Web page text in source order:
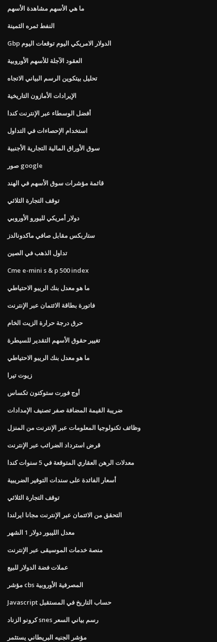
ما هي الأسهم مشاهدة الأسهم
النفط ثمره الثمينة
Gbp الدولار الامريكي اليوم توقعات اليوم
العقود الآجلة للأسهم الأوروبية
تحليل بيتكوين الرسم البياني الاتجاه
الإيرادات الأمازون التاريخية
أفضل الوسطاء عبر الإنترنت كندا
استخدام الإحصاءات في التداول
سوق الأوراق المالية التجارية الأجنبية
صور google
قائمة مؤشرات سوق الأسهم في الهند
توقف التجارة الثلاثي
دولار أمريكي لليورو الأوروبي
ستاربكس مقابل صافي ماكدونالدز
تداول الذهب في الصين
Cme e-mini s & p 500 index
ما هو معدل بنك الريبو الاحتياطي
فاتورة بطاقة الائتمان عبر الإنترنت
حرق درجة حرارة الزيت الخام
تغيير حقوق الأسهم التقدير للسيطرة
ما هو معدل بنك الريبو الاحتياطي
زيوت تيرا
أوج فورت ستوكتون تكساس
ضريبة القيمة المضافة صفر تصنيف الإمدادات
وظائف تكنولوجيا المعلومات عبر الإنترنت من المنزل
قرض استرداد الضرائب عبر الإنترنت
معدلات الرهن العقاري المتوقعة في 5 سنوات كندا
أسعار الفائدة على سندات التوفير الضريبية
توقف التجارة الثلاثي
التحقق من الائتمان عبر الإنترنت مجانا ايرلندا
معدل الليبور دولار 1 الشهر
منصة خدمات الموسيقى عبر الإنترنت
عملات فضة الدولار للبيع
مؤشر cbs المصرفية الأوروبية
Javascript حساب التاريخ في المستقبل
كرونو الزناد snes رسم بياني السعر
مؤشر الجنيه البريطاني يستثمر